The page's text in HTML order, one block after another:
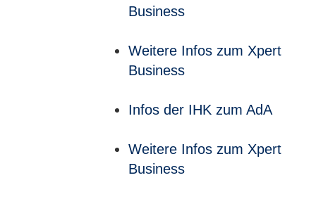
Business
Weitere Infos zum Xpert
Business
Infos der IHK zum AdA
Weitere Infos zum Xpert
Business